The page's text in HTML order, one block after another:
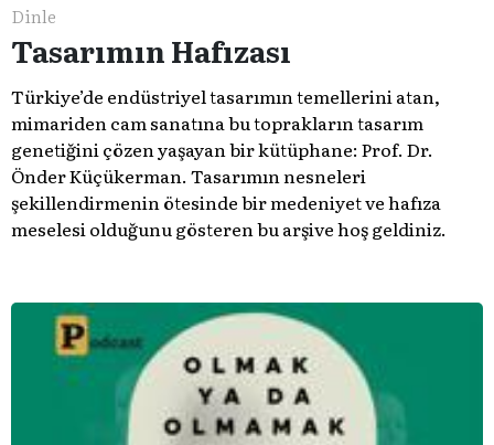
Dinle
Tasarımın Hafızası
Türkiye’de endüstriyel tasarımın temellerini atan,
mimariden cam sanatına bu toprakların tasarım
genetiğini çözen yaşayan bir kütüphane: Prof. Dr.
Önder Küçükerman. ​Tasarımın nesneleri
şekillendirmenin ötesinde bir medeniyet ve hafıza
meselesi olduğunu gösteren bu arşive hoş geldiniz.